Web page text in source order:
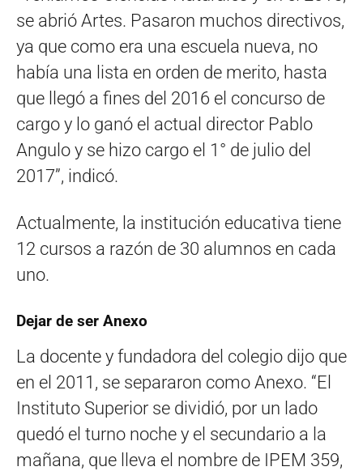
se abrió Artes. Pasaron muchos directivos,
ya que como era una escuela nueva, no
había una lista en orden de merito, hasta
que llegó a fines del 2016 el concurso de
cargo y lo ganó el actual director Pablo
Angulo y se hizo cargo el 1° de julio del
2017”, indicó.
Actualmente, la institución educativa tiene
12 cursos a razón de 30 alumnos en cada
uno.
Dejar de ser Anexo
La docente y fundadora del colegio dijo que
en el 2011, se separaron como Anexo. “El
Instituto Superior se dividió, por un lado
quedó el turno noche y el secundario a la
mañana, que lleva el nombre de IPEM 359,